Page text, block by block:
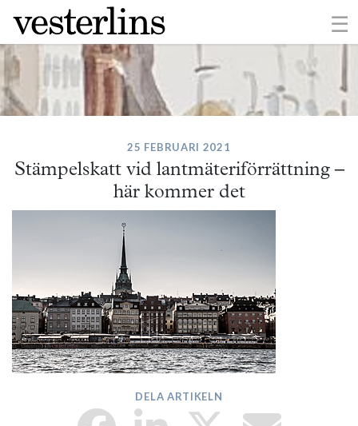
☰
×
25 FEBRUARI 2021
Stämpelskatt vid lantmäteriförrättning –
här kommer det
DELA ARTIKELN